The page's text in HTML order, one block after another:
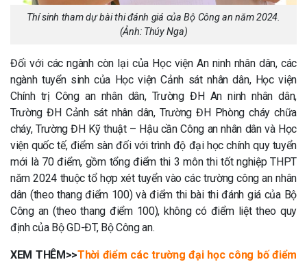
Thí sinh tham dự bài thi đánh giá của Bộ Công an năm 2024.
(Ảnh: Thúy Nga)
Đối với các ngành còn lại của Học viện An ninh nhân dân, các
ngành tuyển sinh của Học viện Cảnh sát nhân dân, Học viện
Chính trị Công an nhân dân, Trường ĐH An ninh nhân dân,
Trường ĐH Cảnh sát nhân dân, Trường ĐH Phòng cháy chữa
cháy, Trường ĐH Kỹ thuật – Hậu cần Công an nhân dân và Học
viện quốc tế, điểm sàn đối với trình độ đại học chính quy tuyển
mới là 70 điểm, gồm tổng điểm thi 3 môn thi tốt nghiệp THPT
năm 2024 thuộc tổ hợp xét tuyển vào các trường công an nhân
dân (theo thang điểm 100) và điểm thi bài thi đánh giá của Bộ
Công an (theo thang điểm 100), không có điểm liệt theo quy
định của Bộ GD-ĐT, Bộ Công an.
XEM THÊM>>Thời điểm các trường đại học công bố điểm